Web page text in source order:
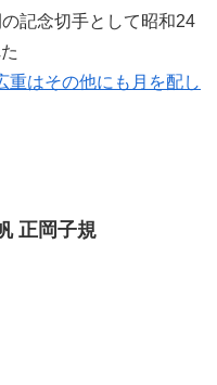
記念切手として昭和24
重はその他にも月を配し
正岡子規